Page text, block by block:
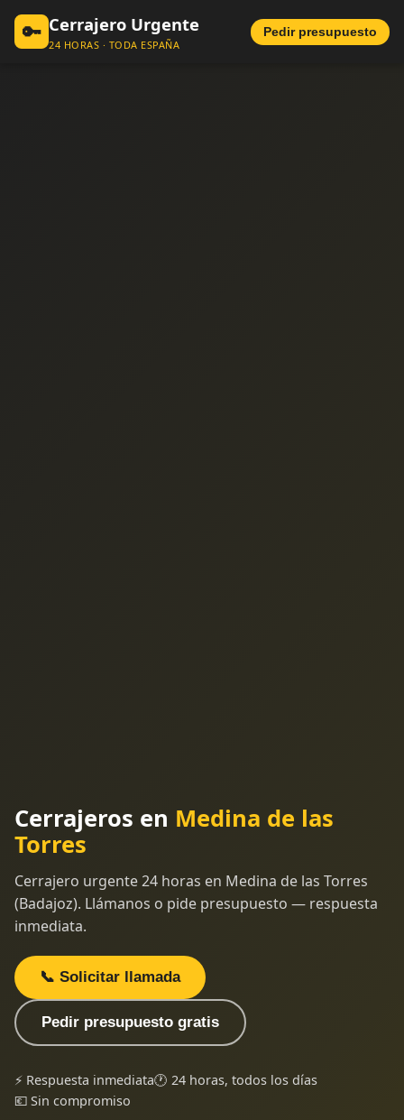
🔑 Cerrajero Urgente
24 HORAS · TODA ESPAÑA
Pedir presupuesto
Cerrajeros en Medina de las
Torres
Cerrajero urgente 24 horas en Medina de las Torres
(Badajoz). Llámanos o pide presupuesto — respuesta
inmediata.
📞 Solicitar llamada
Pedir presupuesto gratis
⚡ Respuesta inmediata🕐 24 horas, todos los días
💶 Sin compromiso